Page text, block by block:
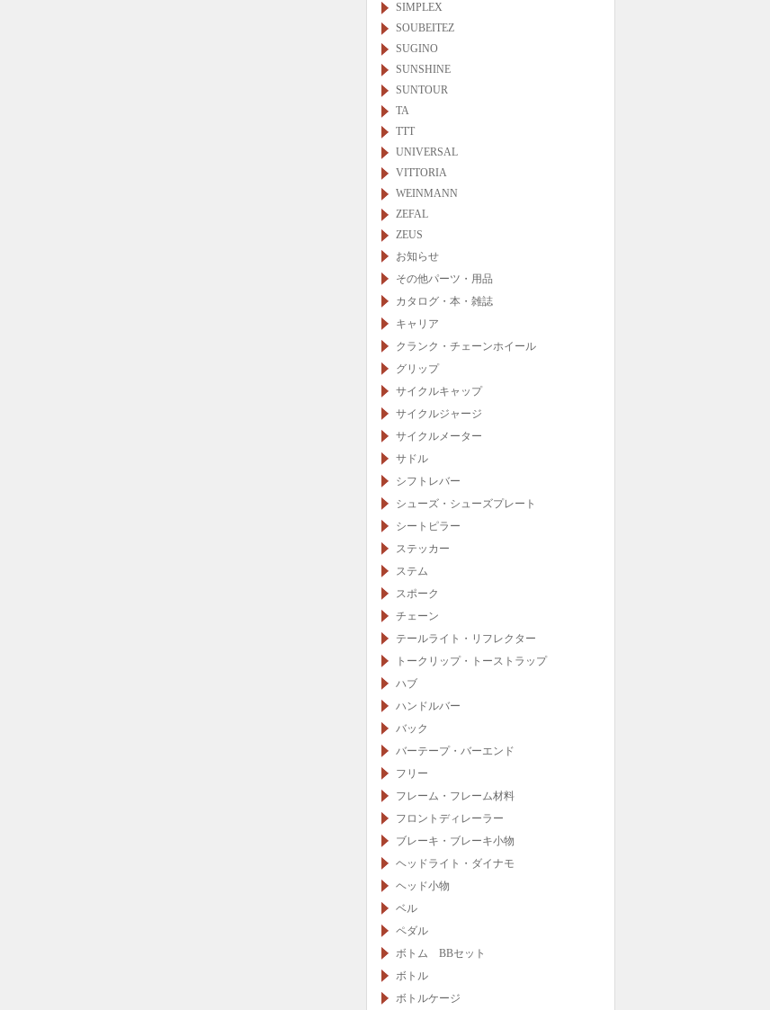
SIMPLEX
SOUBEITEZ
SUGINO
SUNSHINE
SUNTOUR
TA
TTT
UNIVERSAL
VITTORIA
WEINMANN
ZEFAL
ZEUS
お知らせ
その他パーツ・用品
カタログ・本・雑誌
キャリア
クランク・チェーンホイール
グリップ
サイクルキャップ
サイクルジャージ
サイクルメーター
サドル
シフトレバー
シューズ・シューズプレート
シートピラー
ステッカー
ステム
スポーク
チェーン
テールライト・リフレクター
トークリップ・トーストラップ
ハブ
ハンドルバー
バック
バーテープ・バーエンド
フリー
フレーム・フレーム材料
フロントディレーラー
ブレーキ・ブレーキ小物
ヘッドライト・ダイナモ
ヘッド小物
ベル
ペダル
ボトム BBセット
ボトル
ボトルケージ